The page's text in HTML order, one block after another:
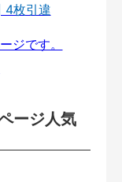
4枚引違
ージ人気